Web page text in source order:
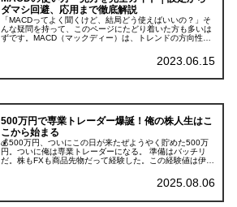
ダマシ回避、応用まで徹底解説
「MACDってよく聞くけど、結局どう使えばいいの？」そ
んな疑問を持って、このページにたどり着いた方も多いは
ずです。MACD（マックディー）は、トレンドの方向性や
2023.06.15
500万円で専業トレーダー爆誕！俺の株人生はこ
こから始まる
💰500万円、ついにこの日が来たぜようやく貯めた500万
円。ついに俺は専業トレーダーになる。 準備はバッチリ
だ。株もFXも商品先物だって経験した。この経験値は伊達
2025.08.06